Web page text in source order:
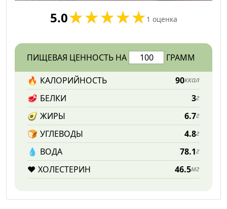
5.0 1 оценка
ПИЩЕВАЯ ЦЕННОСТЬ НА ГРАММ
🔥 КАЛОРИЙНОСТЬ 90ккал
🥩 БЕЛКИ 3г
🥑 ЖИРЫ 6.7г
🍞 УГЛЕВОДЫ 4.8г
💧️ ВОДА 78.1г
❤️ ХОЛЕСТЕРИН 46.5мг